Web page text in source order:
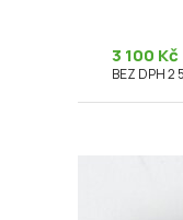
3 100 Kč
BEZ DPH 2